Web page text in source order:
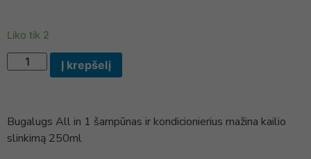
Liko tik 2
Į krepšelį
Bugalugs All in 1 šampūnas ir kondicionierius mažina kailio
slinkimą 250ml